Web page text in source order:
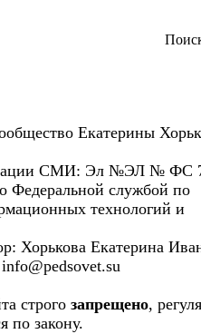
Екатерины
СМИ: Эл №ЭЛ № ФС
Федеральной службой по
технологий и
Хорькова Екатерина
строго запрещено,
по закону.